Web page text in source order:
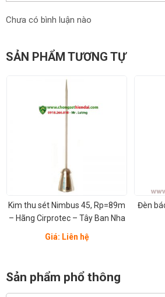
Chưa có bình luận nào
SẢN PHẨM TƯƠNG TỰ
Kim thu sét Nimbus 45, Rp=89m
– Hãng Cirprotec – Tây Ban Nha
Giá: Liên hệ
Đèn
Sản phẩm phổ thông